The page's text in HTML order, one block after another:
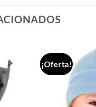
Añadir
lista de
deseos
¡Oferta!